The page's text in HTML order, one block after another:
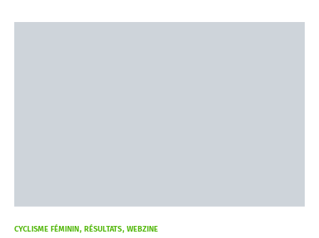
CYCLISME FÉMININ RÉSULTATS WEBZINE